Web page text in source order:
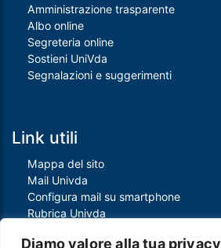
Diamo valore alla tua privacy
Amministrazione trasparente
Albo online
Segreteria online
Sostieni UniVda
Segnalazioni e suggerimenti
Link utili
Mappa del sito
Mail Univda
Configura mail su smartphone
Rubrica Univda